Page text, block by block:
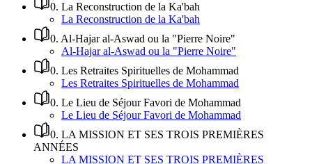
0. La Reconstruction de la Ka'bah
La Reconstruction de la Ka'bah
0. Al-Hajar al-Aswad ou la "Pierre Noire"
Al-Hajar al-Aswad ou la "Pierre Noire"
0. Les Retraites Spirituelles de Mohammad
Les Retraites Spirituelles de Mohammad
0. Le Lieu de Séjour Favori de Mohammad
Le Lieu de Séjour Favori de Mohammad
0. LA MISSION ET SES TROIS PREMIÈRES
ANNÉES
LA MISSION ET SES TROIS PREMIÈRES